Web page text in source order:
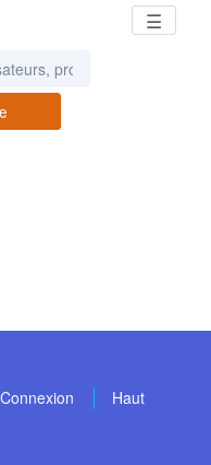
☰
Connexion Haut